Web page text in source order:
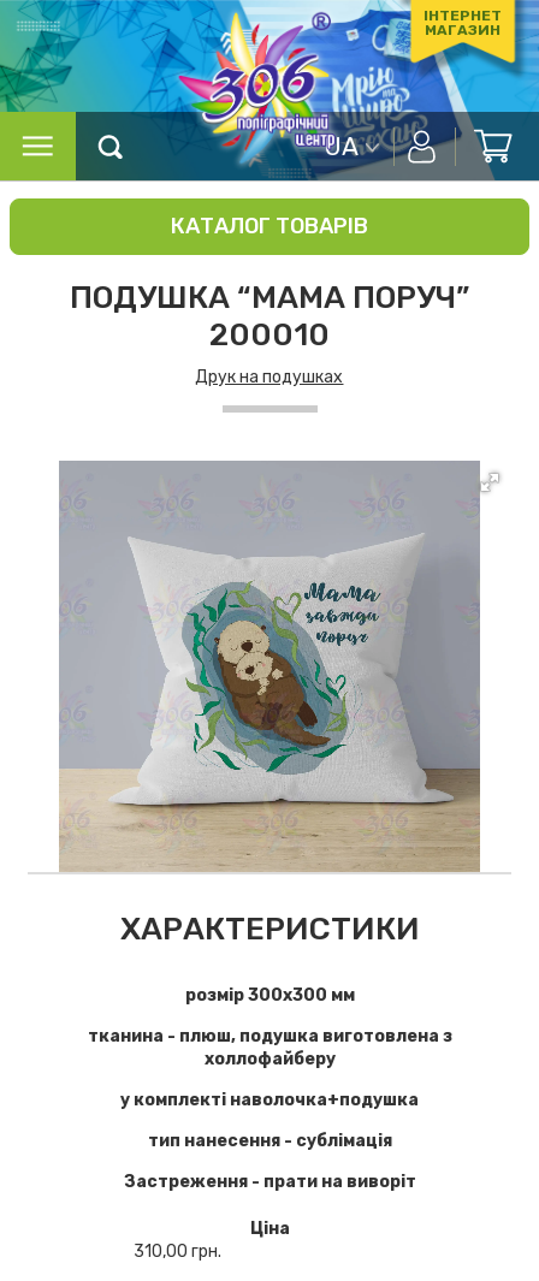
ІНТЕРНЕТ
МАГАЗИН
UA
КАТАЛОГ ТОВАРІВ
ПОДУШКА “МАМА ПОРУЧ”
200010
Друк на подушках
ХАРАКТЕРИСТИКИ
розмір 300х300 мм
тканина - плюш, подушка виготовлена з
холлофайберу
у комплекті наволочка+подушка
тип нанесення - сублімація
Застреження - прати на виворіт
Ціна
310,00 грн.